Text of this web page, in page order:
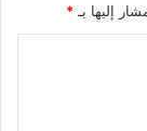
إليها بـ *